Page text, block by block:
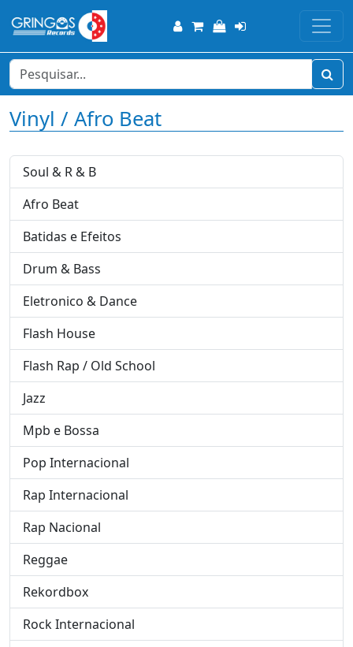
Vinyl / Afro Beat
Soul & R & B
Afro Beat
Batidas e Efeitos
Drum & Bass
Eletronico & Dance
Flash House
Flash Rap / Old School
Jazz
Mpb e Bossa
Pop Internacional
Rap Internacional
Rap Nacional
Reggae
Rekordbox
Rock Internacional